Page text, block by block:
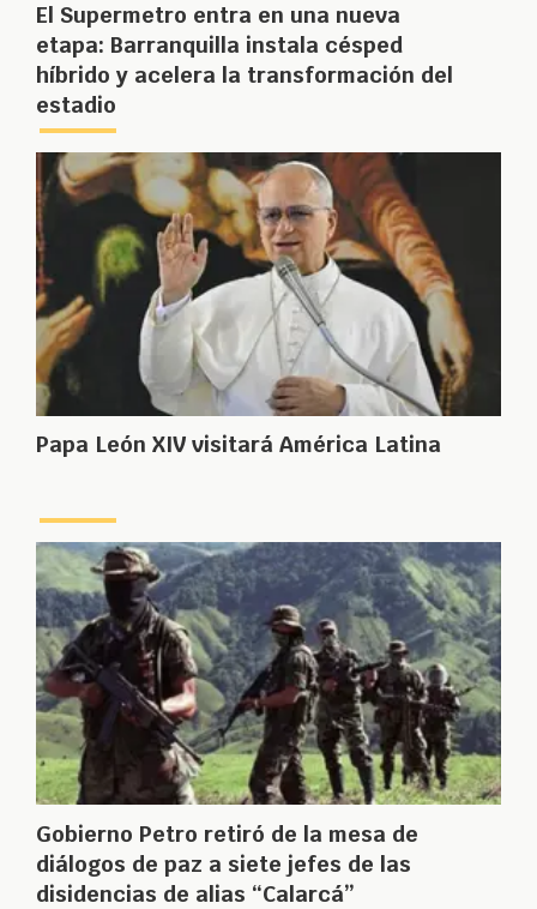
El Supermetro entra en una nueva
etapa: Barranquilla instala césped
híbrido y acelera la transformación del
estadio
Papa León XIV visitará América Latina
Gobierno Petro retiró de la mesa de
diálogos de paz a siete jefes de las
disidencias de alias “Calarcá”